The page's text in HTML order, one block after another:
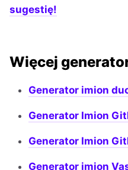
sugestię!
Więcej
Generator imion
Generator Imion
Generator Imion
Generator imion